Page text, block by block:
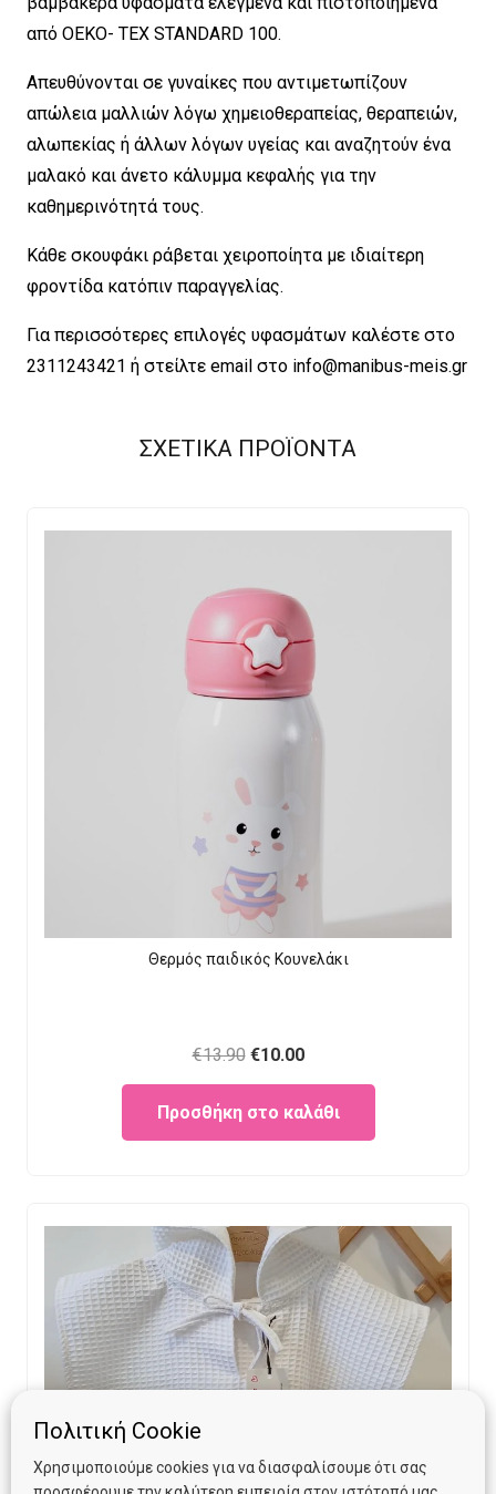
από OEKO- TEX STANDARD 100.
Απευθύνονται σε γυναίκες που αντιμετωπίζουν
απώλεια μαλλιών λόγω χημειοθεραπείας, θεραπειών,
αλωπεκίας ή άλλων λόγων υγείας και αναζητούν ένα
μαλακό και άνετο κάλυμμα κεφαλής για την
καθημερινότητά τους.
Κάθε σκουφάκι ράβεται χειροποίητα με ιδιαίτερη
φροντίδα κατόπιν παραγγελίας.
Για περισσότερες επιλογές υφασμάτων καλέστε στο
2311243421 ή στείλτε email στο info@manibus-meis.gr
ΣΧΕΤΙΚΑ ΠΡΟΪΟΝΤΑ
Θερμός παιδικός Κουνελάκι
€13.90 Original
price
was:
€13.90.
€10.00Current
price
is:
€10.00.
Προσθήκη στο καλάθι
Πολιτική Cookie
Χρησιμοποιούμε cookies για να διασφαλίσουμε ότι σας